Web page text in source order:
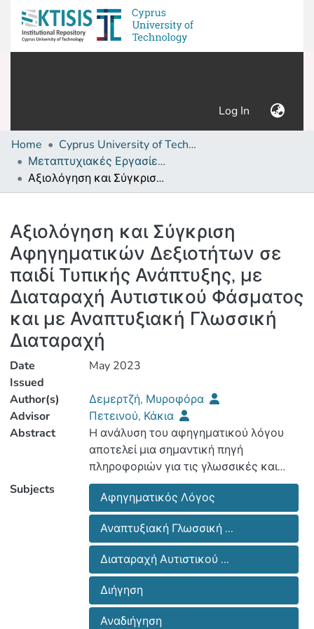
Log In (current)
Home
Cyprus University of Technology (Research Output)
Μεταπτυχιακές Εργασίες/ Master's thesis
Αξιολόγηση και Σύγκριση Αφηγηματικών Δεξιοτήτων σε παιδί Τυπικής Ανάπτυξης, με Διαταραχή Αυτιστικού Φάσματος και με Αναπτυξιακή Γλωσσική Διαταραχή
Αξιολόγηση και Σύγκριση
Αφηγηματικών Δεξιοτήτων σε
παιδί Τυπικής Ανάπτυξης, με
Διαταραχή Αυτιστικού Φάσματος
και με Αναπτυξιακή Γλωσσική
Διαταραχή
Date
Issued
May 2023
Author(s)
Δεμερτζή, Μυροφόρα
Advisor
Πετεινού, Κάκια
Abstract
H ανάλυση του αφηγηματικού λόγου
αποτελεί μια σημαντική πηγή
πληροφοριών για τις γλωσσικές και
αναγνωστικές δεξιότητες των παιδιών.
Ωστόσο, οι κλινικές πρακτικές δεν
μπορούν να βασίζονται σε ευρήματα
διαφορετικών γλωσσών ή διαλέκτων.
Έτσι, η παρούσα έρευνα έχει ως κύριο
σκοπό την αξιολόγηση και σύγκριση
των αφηγηματικών δεξιοτήτων σε τρία
μονόγλωσσα Κυπριόπoυλα παιδιά
σχολικής ηλικίας που φοιτούν στην Α’
Subjects
Αφηγηματικός Λόγος
Αναπτυξιακή Γλωσσική ...
Διαταραχή Αυτιστικού ...
Διήγηση
Αναδιήγηση